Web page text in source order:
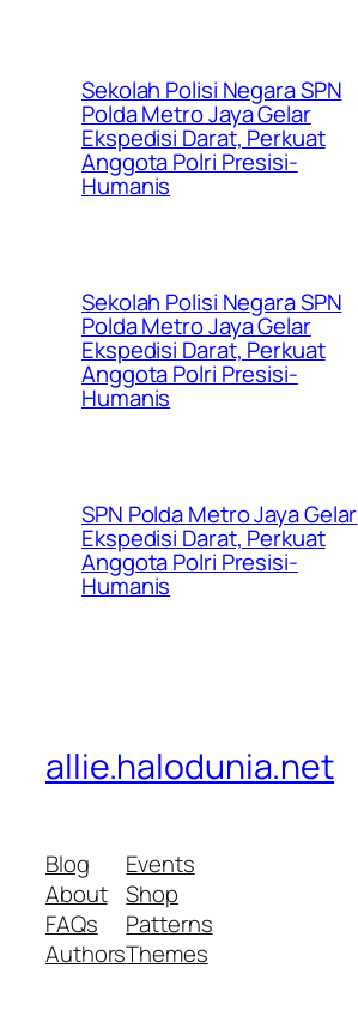
Sekolah Polisi Negara SPN
Polda Metro Jaya Gelar
Ekspedisi Darat, Perkuat
Anggota Polri Presisi-
Humanis
Sekolah Polisi Negara SPN
Polda Metro Jaya Gelar
Ekspedisi Darat, Perkuat
Anggota Polri Presisi-
Humanis
SPN Polda Metro Jaya Gelar
Ekspedisi Darat, Perkuat
Anggota Polri Presisi-
Humanis
allie.halodunia.net
Blog
About
FAQs
Authors
Events
Shop
Patterns
Themes